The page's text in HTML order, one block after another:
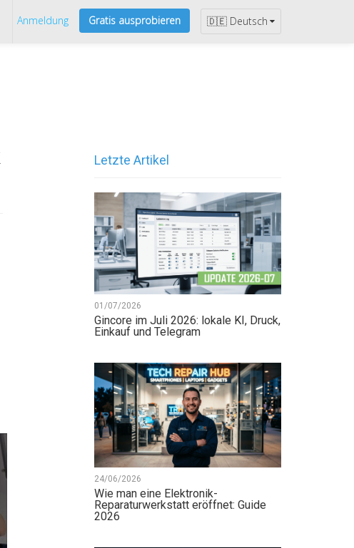
Anmeldung Gratis ausprobieren 🇩🇪 Deutsch
Letzte Artikel
01/07/2026
Gincore im Juli 2026: lokale KI, Druck,
Einkauf und Telegram
24/06/2026
Wie man eine Elektronik-
Reparaturwerkstatt eröffnet: Guide
2026